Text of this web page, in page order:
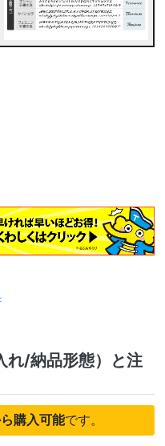
れ/納品形態）と注
購入可能です。